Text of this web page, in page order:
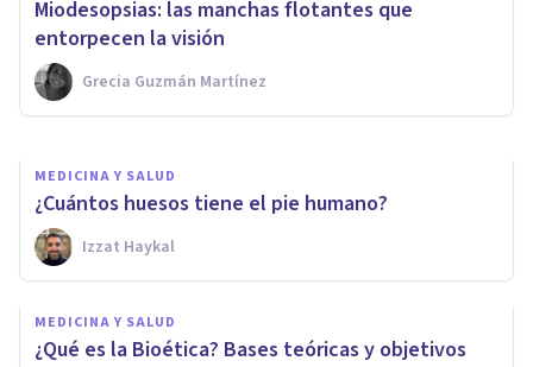
Miodesopsias: las manchas flotantes que
entorpecen la visión
Grecia Guzmán Martínez
Los 15 motivos principales
Oscar Castillero Mimenza
MEDICINA Y SALUD
¿Cuántos huesos tiene el pie humano?
Izzat Haykal
MEDICINA Y SALUD
¿Qué es la Bioética? Bases teóricas y objetivos